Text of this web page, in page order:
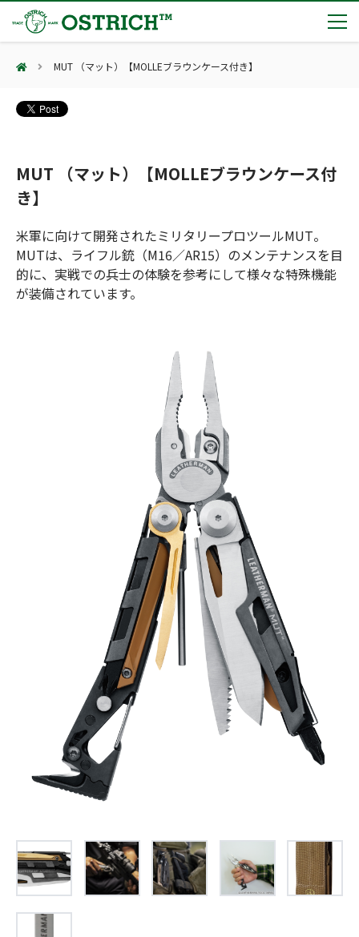
製品カテゴリー
輸血保冷庫
(Bear Avoidance)
防刃対策
(Cut Resistant)
(Massive Hemorrhage)
気道管理
(Airway)
呼吸管理
(Respiration)
もっと見る
製品をキーワードで検索
検索
夏季休業のお知らせ
オーストリッチ熊対策カタログ
オーストリッチ防犯カタログ
ダマスカス製品カタログ（日本語版）
会社案内
会社案内
会社概要
アクセス
主な納入実績
カタログ
採用情報
採用情報（外部サイトに移動します）
お問合せ
見積り
オンラインショップ
English 日本語
CLOSE
MUT （マット）【MOLLEブラウンケース付き】
MUT （マット）【MOLLEブラウンケース付
き】
米軍に向けて開発されたミリタリープロツールMUT。
MUTは、ライフル銃（M16／AR15）のメンテナンスを目
的に、実戦での兵士の体験を参考にして様々な特殊機能
が装備されています。